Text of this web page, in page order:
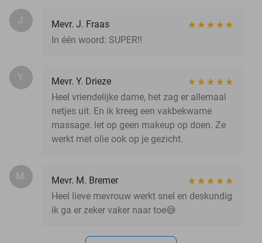
J.
Mevr. J. Fraas
In één woord: SUPER!!
Y.
Mevr. Y. Drieze
Heel vriendelijke dame, het zag er allemaal
netjes uit. En ik kreeg een vakbekwame
massage. let op geen makeup op doen. Ze
werkt met olie ook op je gezicht.
M.
Mevr. M. Bremer
Heel lieve mevrouw werkt snel en deskundig
ik ga er zeker vaker naar toe😅